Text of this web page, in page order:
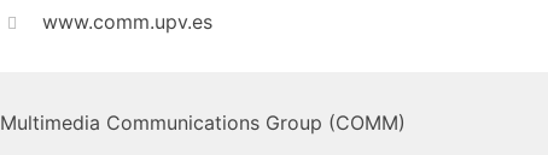
www.comm.upv.es
Multimedia Communications Group (COMM)